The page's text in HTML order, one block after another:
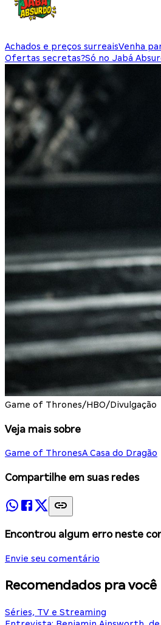
Achados e preços surreaisVenha
Ofertas secretas?Só no Jabá
Game of Thrones/HBO/Divulgação
Veja mais sobre
Game of ThronesA Casa do Dragão
Compartilhe em suas redes
Encontrou algum erro neste
Envie seu comentário
Recomendados pra você
Séries, TV e Streaming